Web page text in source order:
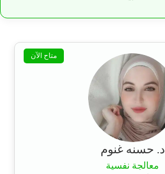
متاح الآن
د. حسنه غنوم
معالجة نفسية